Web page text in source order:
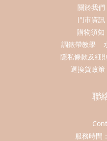
關於我們
門市資訊
購物須知
調錶帶教學
隱私條款及細
退換貨政策
聯
服務時間